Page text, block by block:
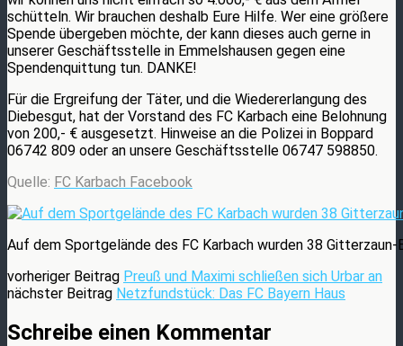
schütteln. Wir brauchen deshalb Eure Hilfe. Wer eine größere
Spende übergeben möchte, der kann dieses auch gerne in
unserer Geschäftsstelle in Emmelshausen gegen eine
Spendenquittung tun. DANKE!
Für die Ergreifung der Täter, und die Wiedererlangung des
Diebesgut, hat der Vorstand des FC Karbach eine Belohnung
von 200,- € ausgesetzt. Hinweise an die Polizei in Boppard
06742 809 oder an unsere Geschäftsstelle 06747 598850.
Quelle: FC Karbach Facebook
Auf dem Sportgelände des FC Karbach wurden 38
vorheriger Beitrag Preuß und Maximi schließen sich Urbar an
nächster Beitrag Netzfundstück: Das FC Bayern Haus
Schreibe einen Kommentar